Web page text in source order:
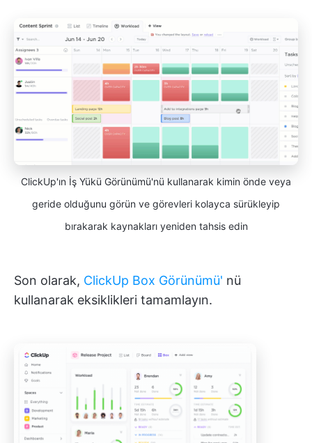
ClickUp'ın İş Yükü Görünümü'nü kullanarak kimin önde veya
geride olduğunu görün ve görevleri kolayca sürükleyip
bırakarak kaynakları yeniden tahsis edin
Son olarak, ClickUp Box Görünümü' nü
kullanarak eksiklikleri tamamlayın.